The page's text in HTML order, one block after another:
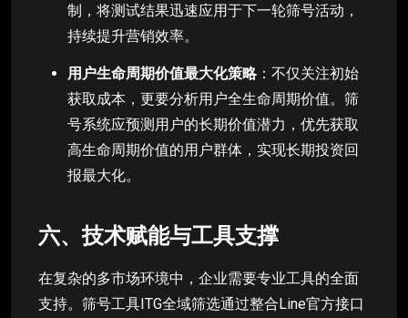
制，将测试结果迅速应用于下一轮筛号活动，
持续提升营销效率。
用户生命周期价值最大化策略：不仅关注初始
获取成本，更要分析用户全生命周期价值。筛
号系统应预测用户的长期价值潜力，优先获取
高生命周期价值的用户群体，实现长期投资回
报最大化。
六、技术赋能与工具支撑
在复杂的多市场环境中，企业需要专业工具的全面
支持。筛号工具ITG全域筛选通过整合Line官方接口